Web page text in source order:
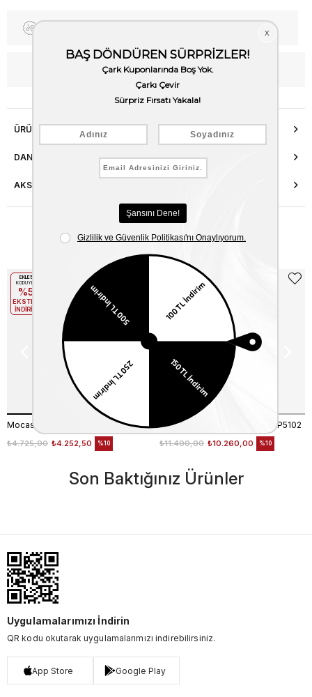
Fiyat Düşünce Haber Ver
WhatsApp’tan Bilgi Al
ÜRÜN ÖZELLIKLERI
DANIŞMA HATTI
AKSESUAR ONARIMI
Benzer Ürünler
Mocassini Unisex Valiz 911L
₺4.252,50
₺4.725,00 %10
EKLE5
KODUYLA
%5
EKSTRA
İNDİRİM
Guess Unisex Valiz TMNASTP5102
₺10.260,00
₺11.400,00 %10
EKSTRA
İNDİRİM
Son Baktığınız Ürünler
Uygulamalarımızı İndirin
QR kodu okutarak uygulamalarımızı indirebilirsiniz.
App Store Google Play